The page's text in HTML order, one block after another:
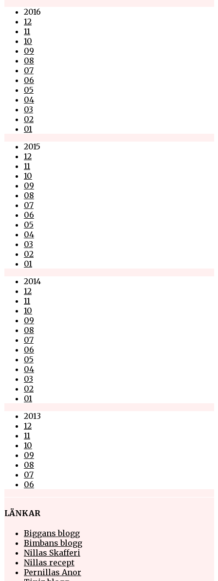
2016
12
11
10
09
08
07
06
05
04
03
02
01
2015
12
11
10
09
08
07
06
05
04
03
02
01
2014
12
11
10
09
08
07
06
05
04
03
02
01
2013
12
11
10
09
08
07
06
LÄNKAR
Biggans blogg
Bimbans blogg
Nillas Skafferi
Nillas recept
Pernillas Anor